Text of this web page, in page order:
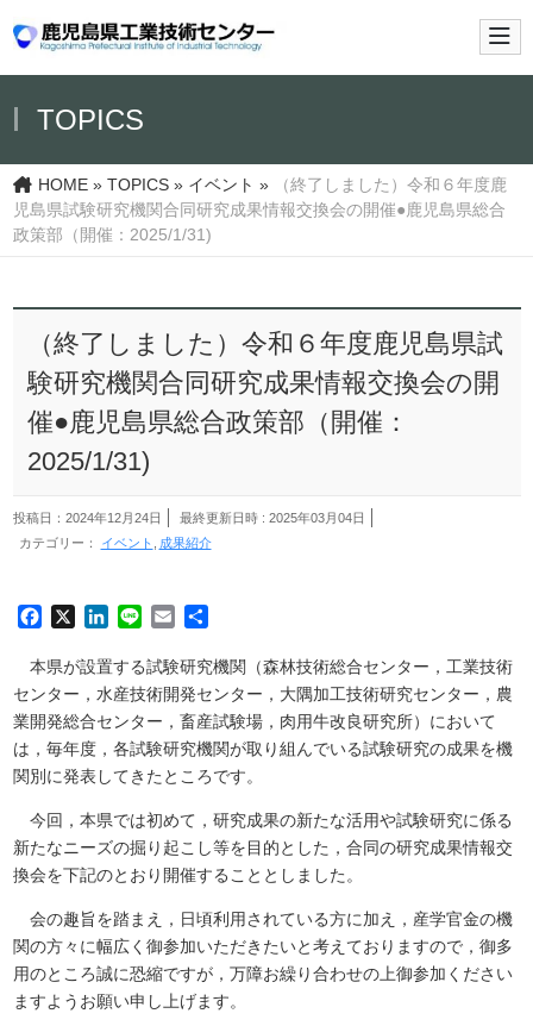
メ
TOPICS
HOME» TOPICS» イベント »
（終了しました）令和６年度鹿
児島県試験研究機関合同研究成果情報交換会の開催●鹿児島県総合
政策部（開催：2025/1/31)
（終了しました）令和６年度鹿児島県試
験研究機関合同研究成果情報交換会の開
催●鹿児島県総合政策部（開催：
2025/1/31)
投稿日：2024年12月24日
最終更新日時 : 2025年03月04日
カテゴリー：
イベント 成果紹介
FacebookLinkedIn
Line Email
本県が設置する試験研究機関（森林技術総合センター，工業技術
センター，水産技術開発センター，大隅加工技術研究センター，農
業開発総合センター，畜産試験場，肉用牛改良研究所）において
は，毎年度，各試験研究機関が取り組んでいる試験研究の成果を機
関別に発表してきたところです。
今回，本県では初めて，研究成果の新たな活用や試験研究に係る
新たなニーズの掘り起こし等を目的とした，合同の研究成果情報交
換会を下記のとおり開催することとしました。
会の趣旨を踏まえ，日頃利用されている方に加え，産学官金の機
関の方々に幅広く御参加いただきたいと考えておりますので，御多
用のところ誠に恐縮ですが，万障お繰り合わせの上御参加ください
ますようお願い申し上げます。